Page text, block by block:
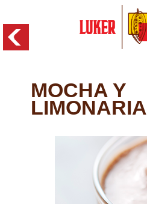
MOCHA Y
LIMONARIA